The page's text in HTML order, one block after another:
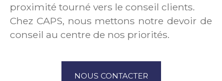
proximité tourné vers le conseil clients.
Chez CAPS, nous mettons notre devoir de
conseil au centre de nos priorités.
NOUS CONTACTER